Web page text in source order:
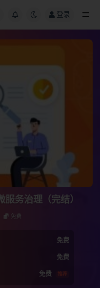
登录
务治理（完结）
免费
免费
免费
免费 推荐